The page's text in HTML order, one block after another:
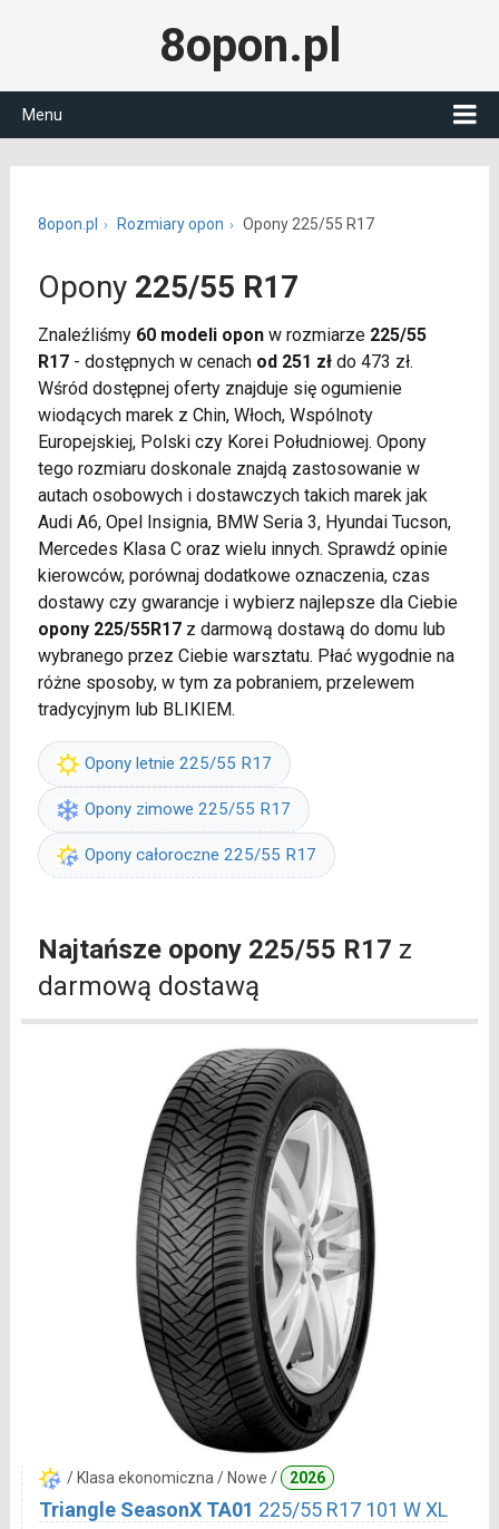
8opon.pl
Menu
8opon.pl Rozmiary opon Opony 225/55 R17
Opony 225/55 R17
Znaleźliśmy 60 modeli oponw rozmiarze 225/55
R17- dostępnych w cenach od 251 złdo 473 zł.
Wśród dostępnej oferty znajduje się ogumienie
wiodących marek z Chin, Włoch, Wspólnoty
Europejskiej, Polski czy Korei Południowej. Opony
tego rozmiaru doskonale znajdą zastosowanie w
autach osobowych i dostawczych takich marek jak
Audi A6, Opel Insignia, BMW Seria 3, Hyundai Tucson,
Mercedes Klasa C oraz wielu innych. Sprawdź opinie
kierowców, porównaj dodatkowe oznaczenia, czas
dostawy czy gwarancje i wybierz najlepsze dla Ciebie
opony 225/55R17z darmową dostawą do domu lub
wybranego przez Ciebie warsztatu. Płać wygodnie na
różne sposoby, w tym za pobraniem, przelewem
tradycyjnym lub BLIKIEM.
Opony letnie 225/55 R17
Opony zimowe 225/55 R17
Opony całoroczne 225/55 R17
Najtańsze opony 225/55 R17 z
darmową dostawą
/ Klasa ekonomiczna / Nowe / 2026
Triangle SeasonX TA01 225/55 R17 101 W XL